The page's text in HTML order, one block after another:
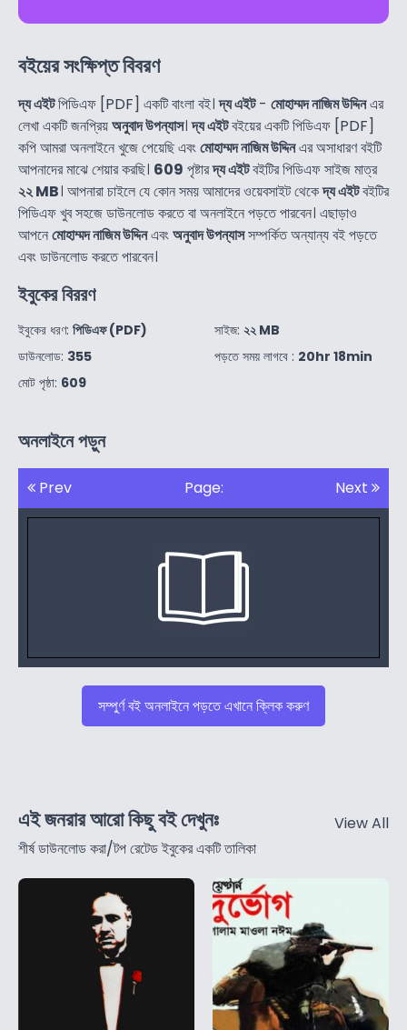
বইয়ের সংক্ষিপ্ত বিবরণ
দ্য এইটপিডিএফ [PDF] একটি বাংলা বই।দ্য এইট- মোহাম্মদ নাজিম উদ্দিনএর
লেখা একটি জনপ্রিয়অনুবাদ উপন্যাস।দ্য এইটবইয়ের একটি পিডিএফ [PDF]
কপি আমরা অনলাইনে খুজে পেয়েছি এবংমোহাম্মদ নাজিম উদ্দিনএর অসাধারণ বইটি
আপনাদের মাঝে শেয়ার করছি। 609 পৃষ্টারদ্য এইটবইটির পিডিএফ সাইজ মাত্র
২২ MB। আপনারা চাইলে যে কোন সময় আমাদের ওয়েবসাইট থেকেদ্য এইটবইটির
পিডিএফ খুব সহজে ডাউনলোড করতে বা অনলাইনে পড়তে পারবেন। এছাড়াও
আপনেমোহাম্মদ নাজিম উদ্দিনএবংঅনুবাদ উপন্যাসসম্পর্কিত অন্যান্য বই পড়তে
এবং ডাউনলোড করতে পারবেন।
ইবুকের বিররণ
ইবুকের ধরণ: পিডিএফ (PDF)
ডাউনলোড: 355
মোট পৃষ্ঠা: 609
সাইজ: ২২ MB
পড়তে সময় লাগবে : 20hr 18min
অনলাইনে পড়ুন
Prev Page: Next
সম্পুর্ণ বই অনলাইনে পড়তে এখানে ক্লিক করুণ
এই জনরার আরো কিছু বই দেখুনঃ
শীর্ষ ডাউনলোড করা/টপ রেটেড ইবুকের একটি তালিকা
View All